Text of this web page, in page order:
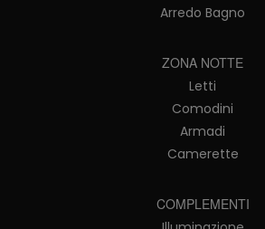
Arredo Bagno
ZONA NOTTE
Letti
Comodini
Armadi
Camerette
COMPLEMENTI